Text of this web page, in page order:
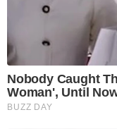
Nobody Caught
Woman', Until
BUZZ DAY